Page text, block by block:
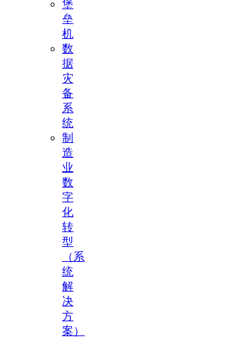
堡
垒
机
数
据
灾
备
系
统
制
造
业
数
字
化
转
型
（系
统
解
决
方
案）